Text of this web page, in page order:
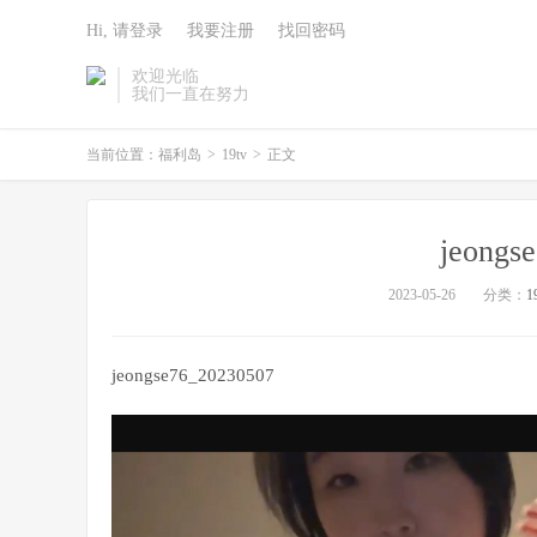
欢迎光临
我们一直在努力
Hi, 请登录 我要注册 找回密码
当前位置： 福利岛 > 19tv > 正文
2023-05-26 分类：
jeongse76_20230507